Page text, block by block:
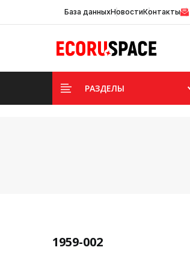
База данныхНовостиКонтакты
РАЗДЕЛЫ
1959-002